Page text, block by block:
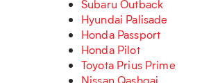
Subaru Outback
Hyundai Palisade
Honda Passport
Honda Pilot
Toyota Prius Prime
Nissan Qashqai